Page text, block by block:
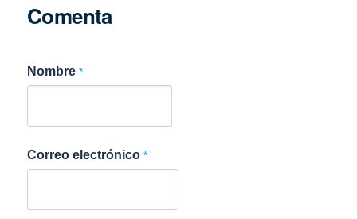
Comenta
Nombre *
Correo electrónico *